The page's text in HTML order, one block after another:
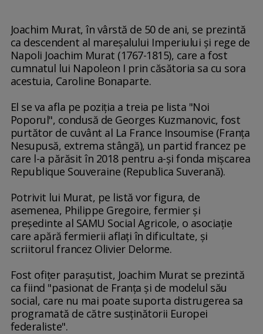
Joachim Murat, în vârstă de 50 de ani, se prezintă
ca descendent al mareşalului Imperiului şi rege de
Napoli Joachim Murat (1767-1815), care a fost
cumnatul lui Napoleon I prin căsătoria sa cu sora
acestuia, Caroline Bonaparte.
El se va afla pe poziţia a treia pe lista "Noi
Poporul", condusă de Georges Kuzmanovic, fost
purtător de cuvânt al La France Insoumise (Franţa
Nesupusă, extrema stângă), un partid francez pe
care l-a părăsit în 2018 pentru a-şi fonda mişcarea
Republique Souveraine (Republica Suverană).
Potrivit lui Murat, pe listă vor figura, de
asemenea, Philippe Gregoire, fermier şi
preşedinte al SAMU Social Agricole, o asociaţie
care apără fermierii aflaţi în dificultate, şi
scriitorul francez Olivier Delorme.
Fost ofiţer paraşutist, Joachim Murat se prezintă
ca fiind "pasionat de Franţa şi de modelul său
social, care nu mai poate suporta distrugerea sa
programată de către susţinătorii Europei
federaliste".